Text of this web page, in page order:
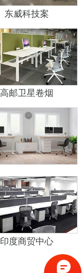
东威科技案
高邮卫星卷烟
印度商贸中心